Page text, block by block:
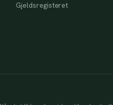
Gjeldsregisteret